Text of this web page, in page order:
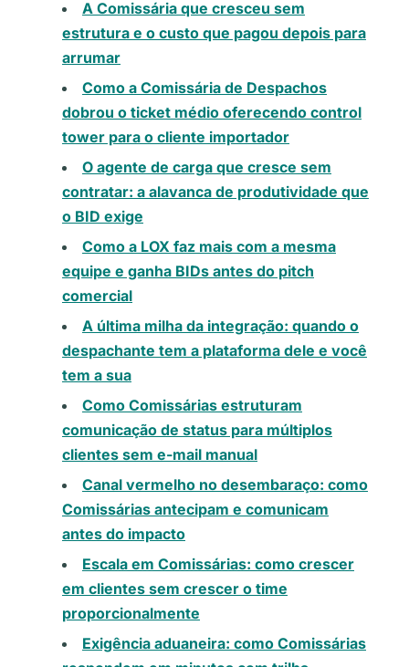
A Comissária que cresceu sem
estrutura e o custo que pagou depois para
arrumar
Como a Comissária de Despachos
dobrou o ticket médio oferecendo control
tower para o cliente importador
O agente de carga que cresce sem
contratar: a alavanca de produtividade que
o BID exige
Como a LOX faz mais com a mesma
equipe e ganha BIDs antes do pitch
comercial
A última milha da integração: quando o
despachante tem a plataforma dele e você
tem a sua
Como Comissárias estruturam
comunicação de status para múltiplos
clientes sem e-mail manual
Canal vermelho no desembaraço: como
Comissárias antecipam e comunicam
antes do impacto
Escala em Comissárias: como crescer
em clientes sem crescer o time
proporcionalmente
Exigência aduaneira: como Comissárias